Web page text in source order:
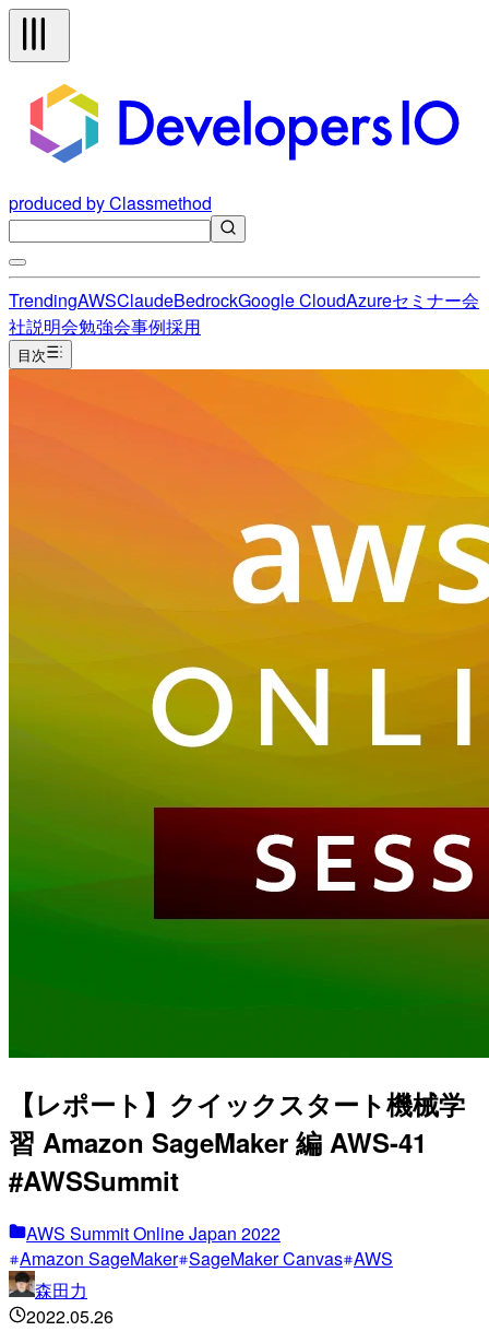
produced by Classmethod
TrendingAWSClaudeBedrockGoogle CloudAzureセミナー会
社説明会勉強会事例採用
目次
【レポート】クイックスタート機械学
習 Amazon SageMaker 編 AWS-41
#AWSSummit
AWS Summit Online Japan 2022
Amazon SageMaker SageMaker Canvas AWS
森田力
2022.05.26